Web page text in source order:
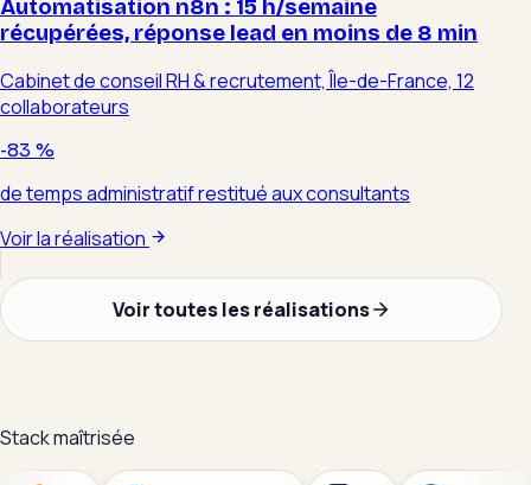
Automatisation n8n : 15 h/semaine
récupérées, réponse lead en moins de 8 min
Cabinet de conseil RH & recrutement, Île-de-France, 12
collaborateurs
-83 %
de temps administratif restitué aux consultants
Voir la réalisation
Voir toutes les réalisations
Stack maîtrisée